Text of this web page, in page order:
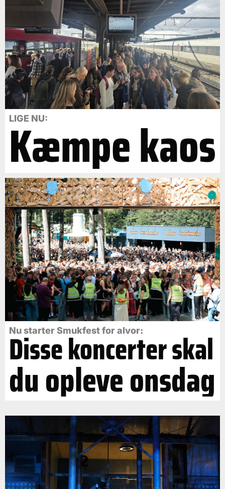
LIGE NU:
Kæmpe kaos
Nu starter Smukfest for alvor:
Disse koncerter skal
du opleve onsdag